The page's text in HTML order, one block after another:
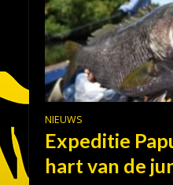
NIEUWS
Expeditie
hart van de